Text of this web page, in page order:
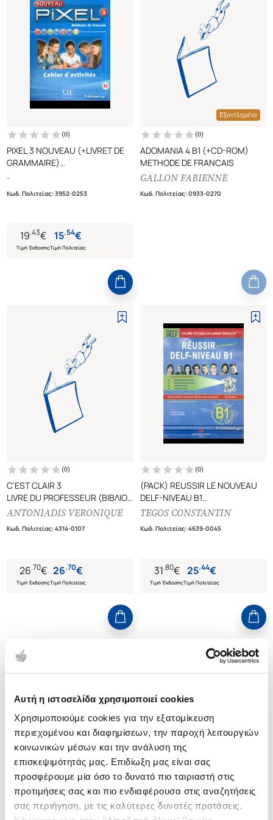
Αυτή η ιστοσελίδα χρησιμοποιεί cookies
Χρησιμοποιούμε cookies για την εξατομίκευση
περιεχομένου και διαφημίσεων, την παροχή λειτουργιών
κοινωνικών μέσων και την ανάλυση της
επισκεψιμότητάς μας. Επιδίωξη μας είναι σας
προσφέρουμε μία όσο το δυνατό πιο ταιριαστή στις
προτιμήσεις σας και πιο ενδιαφέρουσα στις αναζητήσεις
σας περιήγηση, με τις καλύτερες δυνατές προτάσεις.
(0)
PIXEL 3 NOUVEAU (+LIVRET DE
GRAMMAIRE)
-
Κωδ. Πολιτείας:3952-0253
19.43€
Τιμή Έκδοσης
15.54€
Τιμή Πολιτείας
Εξαντλημένο
(0)
ADOMANIA 4 B1 (+CD-ROM)
METHODE DE FRANCAIS
GALLON FABIENNE
Κωδ. Πολιτείας:0933-0270
(0)
C'EST CLAIR 3
LIVRE DU PROFESSEUR (ΒΙΒΛΙΟ
ΚΑΘΗΓΗΤΗ)
ANTONIADIS VERONIQUE
Κωδ. Πολιτείας:4314-0107
26.70€
Τιμή Έκδοσης
26.70€
Τιμή Πολιτείας
(0)
(PACK) REUSSIR LE NOUVEAU
DELF-NIVEAU B1
(+CD+CORRIGES) - DIPLOME D’
TEGOS CONSTANTIN
Κωδ. Πολιτείας:4639-0045
31.80€
Τιμή Έκδοσης
25.44€
Τιμή Πολιτείας
(0) (0)